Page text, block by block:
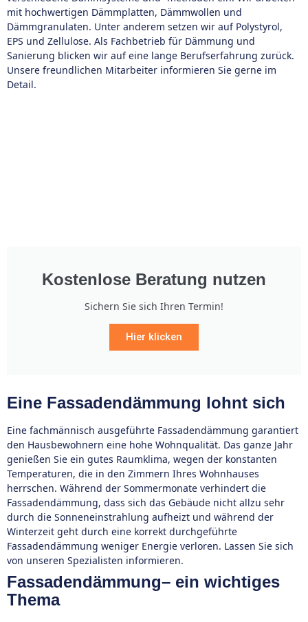
mit hochwertigen Dämmplatten, Dämmwollen und
Dämmgranulaten. Unter anderem setzen wir auf Polystyrol,
EPS und Zellulose. Als Fachbetrieb für Dämmung und
Sanierung blicken wir auf eine lange Berufserfahrung zurück.
Unsere freundlichen Mitarbeiter informieren Sie gerne im
Detail.
Kostenlose Beratung nutzen
Sichern Sie sich Ihren Termin!
Hier klicken
Eine Fassadendämmung lohnt sich
Eine fachmännisch ausgeführte Fassadendämmung garantiert
den Hausbewohnern eine hohe Wohnqualität. Das ganze Jahr
genießen Sie ein gutes Raumklima, wegen der konstanten
Temperaturen, die in den Zimmern Ihres Wohnhauses
herrschen. Während der Sommermonate verhindert die
Fassadendämmung, dass sich das Gebäude nicht allzu sehr
durch die Sonneneinstrahlung aufheizt und während der
Winterzeit geht durch eine korrekt durchgeführte
Fassadendämmung weniger Energie verloren. Lassen Sie sich
von unseren Spezialisten informieren.
Fassadendämmung– ein wichtiges
Thema